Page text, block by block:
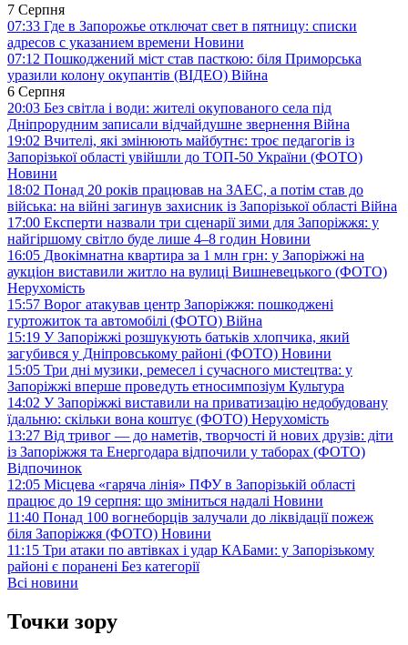
7 Серпня
07:33 Где в Запорожье отключат свет в пятницу: списки
адресов с указанием времени Новини
07:12 Пошкоджений міст став пасткою: біля Приморська
уразили колону окупантів (ВІДЕО) Війна
6 Серпня
20:03 Без світла і води: жителі окупованого села під
Дніпрорудним записали відчайдушне звернення Війна
19:02 Вчителі, які змінюють майбутнє: троє педагогів із
Запорізької області увійшли до ТОП-50 України (ФОТО)
Новини
18:02 Понад 20 років працював на ЗАЕС, а потім став до
війська: на війні загинув захисник із Запорізької області Війна
17:00 Експерти назвали три сценарії зими для Запоріжжя: у
найгіршому світло буде лише 4–8 годин Новини
16:05 Двокімнатна квартира за 1 млн грн: у Запоріжжі на
аукціон виставили житло на вулиці Вишневецького (ФОТО)
Нерухомість
15:57 Ворог атакував центр Запоріжжя: пошкоджені
гуртожиток та автомобілі (ФОТО) Війна
15:19 У Запоріжжі розшукують батьків хлопчика, який
загубився у Дніпровському районі (ФОТО) Новини
15:05 Три дні музики, ремесел і сучасного мистецтва: у
Запоріжжі вперше проведуть етносимпозіум Культура
14:02 У Запоріжжі виставили на приватизацію недобудовану
їдальню: скільки вона коштує (ФОТО) Нерухомість
13:27 Від тривог — до наметів, творчості й нових друзів: діти
із Запоріжжя та Енергодара відпочили у таборах (ФОТО)
Відпочинок
12:05 Місцева «гаряча лінія» ПФУ в Запорізькій області
працює до 19 серпня: що зміниться надалі Новини
11:40 Понад 100 вогнеборців залучали до ліквідації пожеж
біля Запоріжжя (ФОТО) Новини
11:15 Три атаки по автівках і удар КАБами: у Запорізькому
районі є поранені Без категорії
Всі новини
Точки зору